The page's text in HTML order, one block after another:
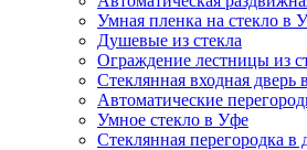
Умная пленка на стекло в
Душевые из стекла
Ограждение лестницы из
Стеклянная входная дверь
Автоматические
Умное стекло в Уфе
Стеклянная перегородка